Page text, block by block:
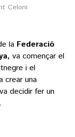
Celoni
la Federació
va començar el
i el
crear una
decidir fer un